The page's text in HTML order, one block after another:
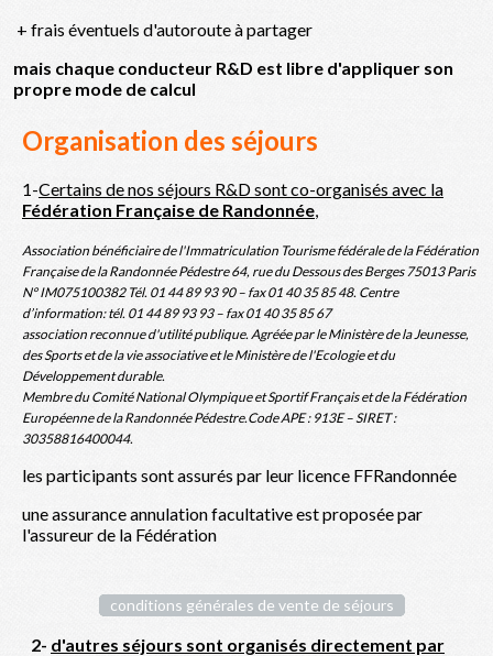
+ frais éventuels d'autoroute à partager
mais chaque conducteur R&D est libre d'appliquer son
propre mode de calcul
Organisation des séjours
1-Certains de nos séjours R&D sont co-organisés avec la
Fédération Française de Randonnée,
Association bénéficiaire de l'Immatriculation Tourisme fédérale de la Fédération
Française de la Randonnée Pédestre 64, rue du Dessous des Berges 75013 Paris
N° IM075100382 Tél. 01 44 89 93 90 – fax 01 40 35 85 48. Centre
d’information: tél. 01 44 89 93 93 – fax 01 40 35 85 67
association reconnue d'utilité publique. Agréée par le Ministère de la Jeunesse,
des Sports et de la vie associative et le Ministère de l'Ecologie et du
Développement durable.
Membre du Comité National Olympique et Sportif Français et de la Fédération
Européenne de la Randonnée Pédestre.Code APE : 913E – SIRET :
30358816400044.
les participants sont assurés par leur licence FFRandonnée
une assurance annulation facultative est proposée par
l'assureur de la Fédération
conditions générales de vente de séjours
2- d'autres séjours sont organisés directement par